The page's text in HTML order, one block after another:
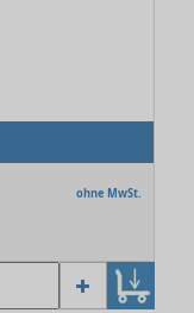
ohne MwSt.